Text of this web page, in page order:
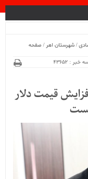
/شهرستان اهر /صفحه
خبر : 43652
قیمت دلار